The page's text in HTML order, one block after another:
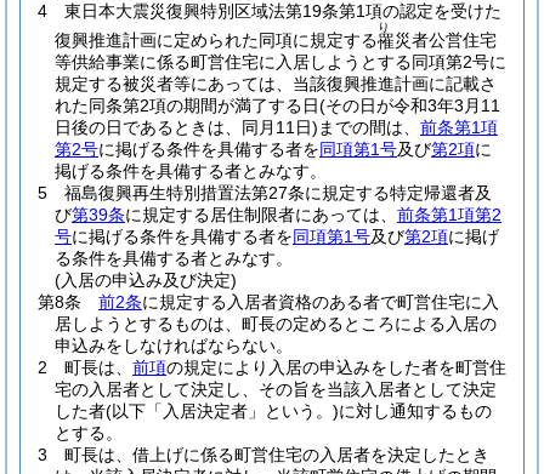
4
東日本大震災復興特別区域法第19条第1項の認定を受けた
復興推進計画に定められた同項に規定する罹
り
災者公営住宅
等供給事業に係る町営住宅に入居しようとする同項第2号に
規定する被災者等にあっては、当該復興推進計画に記載さ
れた同条第2項の期間が満了する日(その日が令和3年3月11
日後の日であるときは、同月11日) までの間は、 前条第1項
第2号に掲げる条件を具備する者を同項第1号及び第2項に
掲げる条件を具備する者とみなす。
5
福島復興再生特別措置法第27条に規定する特定帰還者及
び第39条に規定する居住制限者にあっては、 前条第1項第2
号に掲げる条件を具備する者を同項第1号及び第2項に掲げ
る条件を具備する者とみなす。
(入居の申込み及び決定)
第8条
前2条に規定する入居者資格のある者で町営住宅に入
居しようとするものは、町長の定めるところによる入居の
申込みをしなければならない。
2
町長は、 前項の規定により入居の申込みをした者を町営住
宅の入居者として決定し、その旨を当該入居者として決定
した者(以下「入居決定者」という。)に対し通知するもの
とする。
3
町長は、借上げに係る町営住宅の入居者を決定したとき